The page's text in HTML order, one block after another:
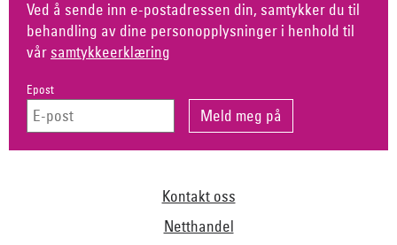
Ved å sende inn e-postadressen din, samtykker du til
behandling av dine personopplysninger i henhold til
vår samtykkeerklæring
Epost
Kontakt oss
Netthandel